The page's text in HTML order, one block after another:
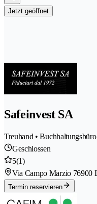
Jetzt geöffnet
Safeinvest SA
Treuhand •
Geschlossen
5(1)
Via Campo Marzio 76900
Termin reservieren